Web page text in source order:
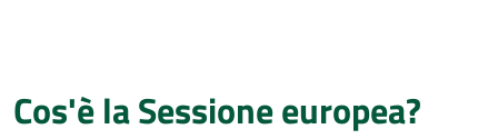
regionale
Cos'è la Sessione europea?